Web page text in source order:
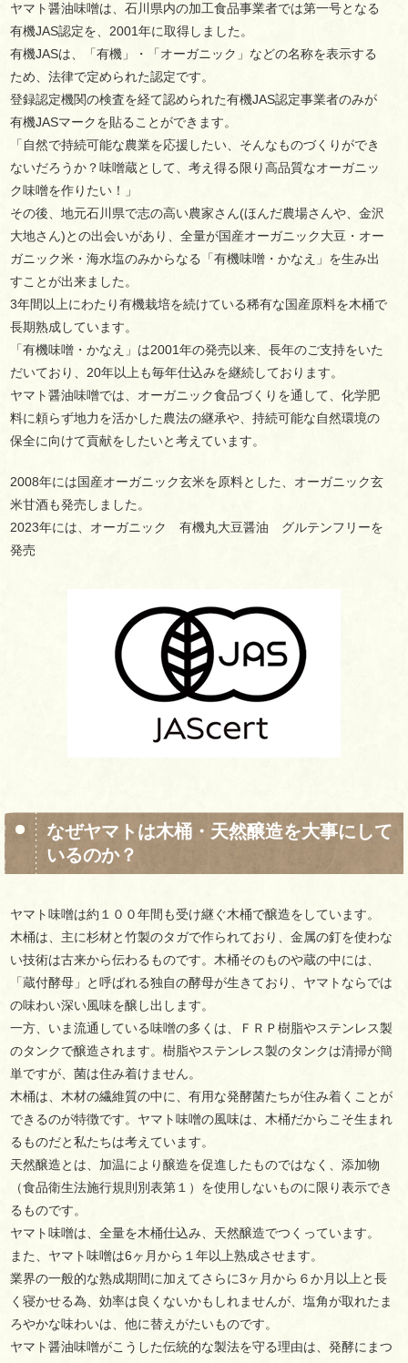
ヤマト醤油味噌は、石川県内の加工食品事業者では第一号となる
有機JAS認定を、2001年に取得しました。
有機JASは、「有機」・「オーガニック」などの名称を表示する
ため、法律で定められた認定です。
登録認定機関の検査を経て認められた有機JAS認定事業者のみが
有機JASマークを貼ることができます。
「自然で持続可能な農業を応援したい、そんなものづくりができ
ないだろうか？味噌蔵として、考え得る限り高品質なオーガニッ
ク味噌を作りたい！」
その後、地元石川県で志の高い農家さん(ほんだ農場さんや、金沢
大地さん)との出会いがあり、全量が国産オーガニック大豆・オー
ガニック米・海水塩のみからなる「有機味噌・かなえ」を生み出
すことが出来ました。
3年間以上にわたり有機栽培を続けている稀有な国産原料を木桶で
長期熟成しています。
「有機味噌・かなえ」は2001年の発売以来、長年のご支持をいた
だいており、20年以上も毎年仕込みを継続しております。
ヤマト醤油味噌では、オーガニック食品づくりを通して、化学肥
料に頼らず地力を活かした農法の継承や、持続可能な自然環境の
保全に向けて貢献をしたいと考えています。
2008年には国産オーガニック玄米を原料とした、オーガニック玄
米甘酒も発売しました。
2023年には、オーガニック 有機丸大豆醤油 グルテンフリーを
発売
なぜヤマトは木桶・天然醸造を大事にして
いるのか？
ヤマト味噌は約１００年間も受け継ぐ木桶で醸造をしています。
木桶は、主に杉材と竹製のタガで作られており、金属の釘を使わな
い技術は古来から伝わるものです。木桶そのものや蔵の中には、
「蔵付酵母」と呼ばれる独自の酵母が生きており、ヤマトならでは
の味わい深い風味を醸し出します。
一方、いま流通している味噌の多くは、ＦＲＰ樹脂やステンレス製
のタンクで醸造されます。樹脂やステンレス製のタンクは清掃が簡
単ですが、菌は住み着けません。
木桶は、木材の繊維質の中に、有用な発酵菌たちが住み着くことが
できるのが特徴です。ヤマト味噌の風味は、木桶だからこそ生まれ
るものだと私たちは考えています。
天然醸造とは、加温により醸造を促進したものではなく、添加物
（食品衛生法施行規則別表第１）を使用しないものに限り表示でき
るものです。
ヤマト味噌は、全量を木桶仕込み、天然醸造でつくっています。
また、ヤマト味噌は6ヶ月から１年以上熟成させます。
業界の一般的な熟成期間に加えてさらに3ヶ月から６か月以上と長
く寝かせる為、効率は良くないかもしれませんが、塩角が取れたま
ろやかな味わいは、他に替えがたいものです。
ヤマト醤油味噌がこうした伝統的な製法を守る理由は、発酵にまつ